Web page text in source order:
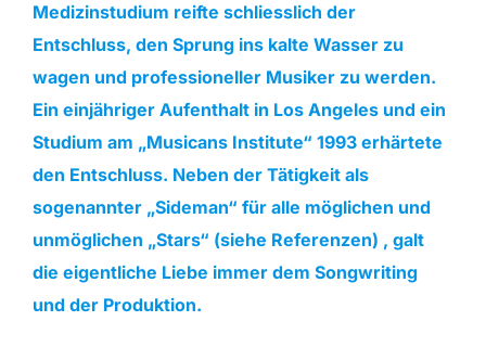
Medizinstudium reifte schliesslich der
Entschluss, den Sprung ins kalte Wasser zu
wagen und professioneller Musiker zu werden.
Ein einjähriger Aufenthalt in Los Angeles und ein
Studium am „Musicans Institute“ 1993 erhärtete
den Entschluss. Neben der Tätigkeit als
sogenannter „Sideman“ für alle möglichen und
unmöglichen „Stars“ (siehe Referenzen) , galt
die eigentliche Liebe immer dem Songwriting
und der Produktion.